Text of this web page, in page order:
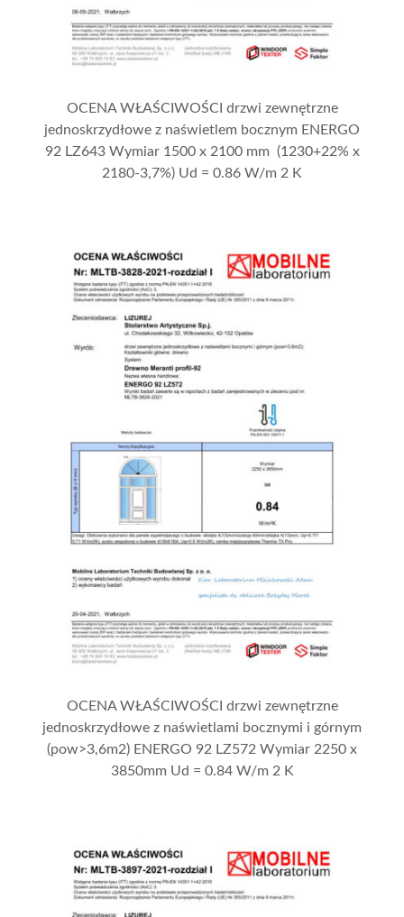
OCENA WŁAŚCIWOŚCI drzwi zewnętrzne
jednoskrzydłowe z naświetlem bocznym ENERGO
92 LZ643 Wymiar 1500 x 2100 mm (1230+22% x
2180-3,7%) Ud = 0.86 W/m 2 K
OCENA WŁAŚCIWOŚCI drzwi zewnętrzne
jednoskrzydłowe z naświetlami bocznymi i górnym
(pow>3,6m2) ENERGO 92 LZ572 Wymiar 2250 x
3850mm Ud = 0.84 W/m 2 K